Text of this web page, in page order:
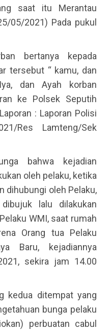
saat itu Merantau
05/2021) Pada pukul
bertanya kepada
tersebut “ kamu, dan
dan Ayah korban
ke Polsek Seputih
: Laporan Polisi
Res Lamteng/Sek
bahwa kejadian
oleh pelaku, ketika
dihubungi oleh Pelaku,
lalu dilakukan
WMI, saat rumah
Orang tua Pelaku
Baru, kejadiannya
sekira jam 14.00
kedua ditempat yang
bunga pelaku
perbuatan cabul